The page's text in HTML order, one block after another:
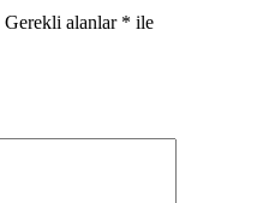
Gerekli alanlar * ile